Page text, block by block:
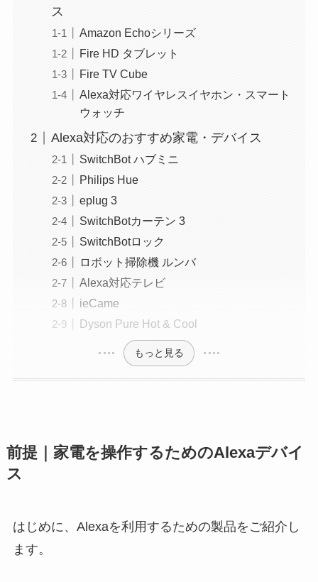
ス
Amazon Echoシリーズ
Fire HD タブレット
Fire TV Cube
Alexa対応ワイヤレスイヤホン・スマート
ウォッチ
Alexa対応のおすすめ家電・デバイス
SwitchBot ハブミニ
Philips Hue
eplug 3
SwitchBotカーテン 3
SwitchBotロック
ロボット掃除機 ルンバ
Alexa対応テレビ
ieCame
Dyson Pure Hot & Cool
もっと見る
前提｜家電を操作するためのAlexaデバイ
ス
はじめに、Alexaを利用するための製品をご紹介し
ます。